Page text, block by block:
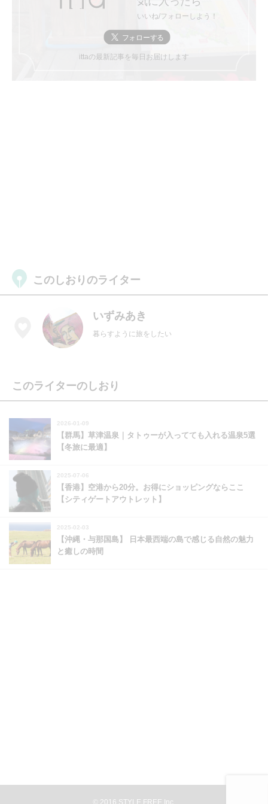
いいね/フォローしよう！
ittaの最新記事を毎日お届けします
このしおりのライター
いずみあき
暮らすように旅をしたい
このライターのしおり
2026-01-09
【群馬】草津温泉｜タトゥーが入ってても入れる温泉5選
【冬旅に最適】
2025-07-06
【香港】空港から20分。お得にショッピングならここ
【シティゲートアウトレット】
2025-02-03
【沖縄・与那国島】 日本最西端の島で感じる自然の魅力
と癒しの時間